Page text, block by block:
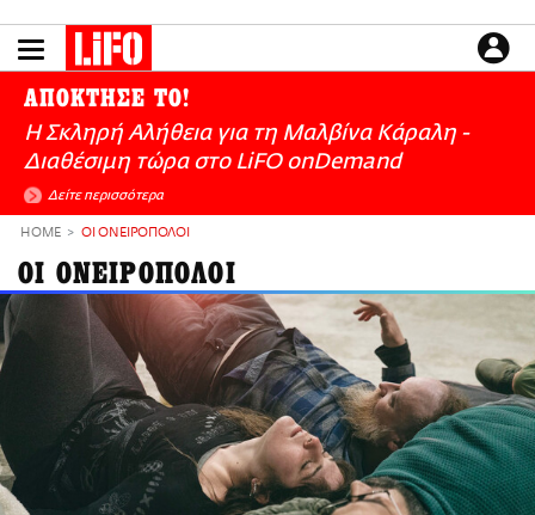
το
LIFO SHOP
NEWSLETTER
ΜΙΚΡΟΠΡΑΓΜΑΤΑ
THE GOOD LIFO
LIFOLAND
ΕΙΔΗΣΕΙΣ
CULTURE
ΑΠΟΨΕΙΣ
ΤΡΟΠΟΣ ΖΩΗΣ
PODCASTS
Plus
ΑΠΟΚΤΗΣΕ ΤΟ!
Η Σκληρή Αλήθεια για τη Μαλβίνα Κάραλη -
Διαθέσιμη τώρα στo LiFO onDemand
Δείτε περισσότερα
HOME ΟΙ ΟΝΕΙΡΟΠΟΛΟΙ
ΟΙ ΟΝΕΙΡΟΠΟΛΟΙ